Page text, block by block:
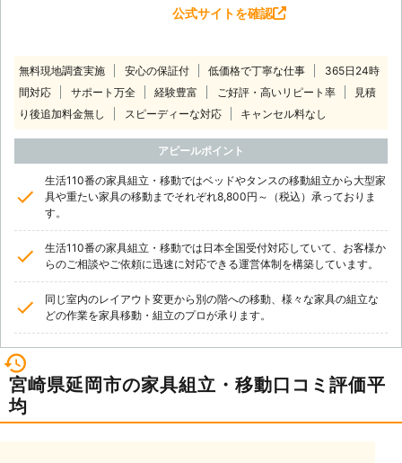
公式サイトを確認
無料現地調査実施 安心の保証付 低価格で丁寧な仕事
365日24時
間対応
サポート万全 経験豊富 ご好評・高いリピート率
見積
り後追加料金無し
スピーディーな対応 キャンセル料なし
アピールポイント
生活110番の家具組立・移動ではベッドやタンスの移動組立から大型家
具や重たい家具の移動までそれぞれ8,800円～（税込）承っておりま
す。
生活110番の家具組立・移動では日本全国受付対応していて、お客様か
らのご相談やご依頼に迅速に対応できる運営体制を構築しています。
同じ室内のレイアウト変更から別の階への移動、様々な家具の組立な
どの作業を家具移動・組立のプロが承ります。
宮崎県延岡市の家具組立・移動口コミ評価平
均